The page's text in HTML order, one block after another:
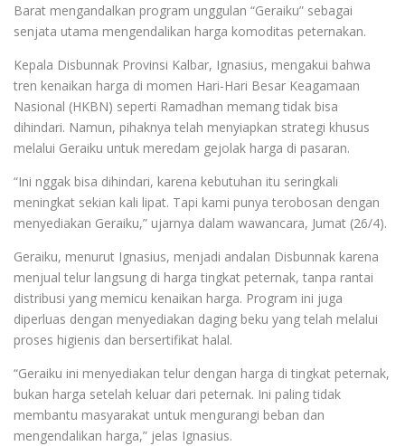
Barat mengandalkan program unggulan “Geraiku” sebagai
senjata utama mengendalikan harga komoditas peternakan.
Kepala Disbunnak Provinsi Kalbar, Ignasius, mengakui bahwa
tren kenaikan harga di momen Hari-Hari Besar Keagamaan
Nasional (HKBN) seperti Ramadhan memang tidak bisa
dihindari. Namun, pihaknya telah menyiapkan strategi khusus
melalui Geraiku untuk meredam gejolak harga di pasaran.
“Ini nggak bisa dihindari, karena kebutuhan itu seringkali
meningkat sekian kali lipat. Tapi kami punya terobosan dengan
menyediakan Geraiku,” ujarnya dalam wawancara, Jumat (26/4).
Geraiku, menurut Ignasius, menjadi andalan Disbunnak karena
menjual telur langsung di harga tingkat peternak, tanpa rantai
distribusi yang memicu kenaikan harga. Program ini juga
diperluas dengan menyediakan daging beku yang telah melalui
proses higienis dan bersertifikat halal.
“Geraiku ini menyediakan telur dengan harga di tingkat peternak,
bukan harga setelah keluar dari peternak. Ini paling tidak
membantu masyarakat untuk mengurangi beban dan
mengendalikan harga,” jelas Ignasius.